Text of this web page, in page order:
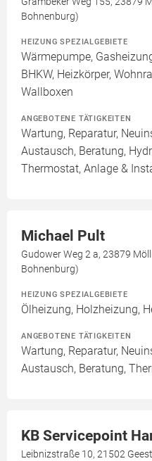
Bohnenburg)
HEIZUNG SPEZIALGEBIETE
Wärmepumpe,
BHKW, Heizkörper,
Wallboxen
ANGEBOTENE TÄTIGKEITEN
Wartung, Reparatur,
Austausch, Beratung,
Thermostat, Anlage &
Michael Pult
Gudower Weg 2 a, 23879
Bohnenburg)
HEIZUNG SPEZIALGEBIETE
Ölheizung, Holzheizung,
ANGEBOTENE TÄTIGKEITEN
Wartung, Reparatur,
Austausch, Beratung,
KB Servicepoint
Leibnizstraße 10, 21502